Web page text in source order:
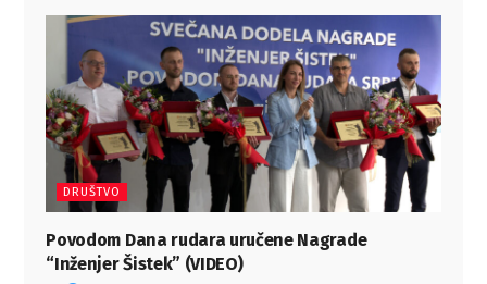
DRUŠTVO
Povodom Dana rudara uručene Nagrade
“Inženjer Šistek” (VIDEO)